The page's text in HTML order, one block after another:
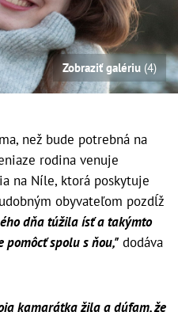
Zobraziť galériu (4)
než bude potrebná na
rodina venuje
na Níle, ktorá poskytuje
obyvateľom pozdĺž
dňa túžila ísť a takýmto
pomôcť spolu s ňou," dodáva
kamarátka žila a dúfam, že